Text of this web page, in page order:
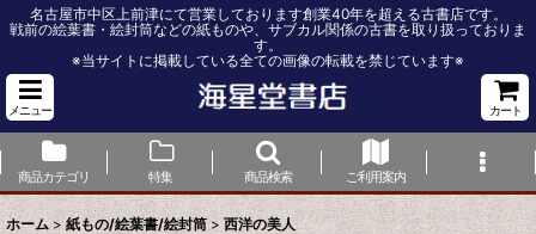
名古屋市中区上前津にて営業しております創業40年を超える古書店です。
戦前の絵葉書・絵封筒などの紙ものや、サブカル関係の古書を取り扱っておりま
す。
※当サイトに掲載している全ての画像の転載を禁じています※
メニュー カート
商品カテゴリ 特集 商品検索 ご利用案内
ホーム > 紙もの/絵葉書/絵封筒 > 西洋の美人